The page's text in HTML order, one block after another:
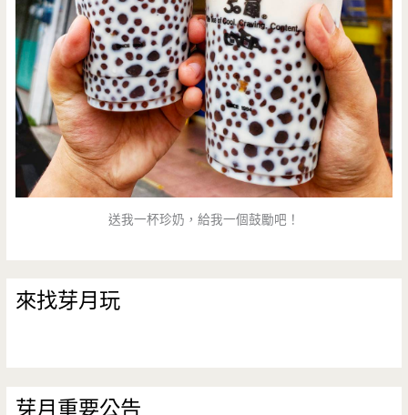
送我一杯珍奶，給我一個鼓勵吧！
來找芽月玩
芽月重要公告